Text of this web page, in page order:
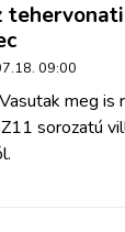
09:00
meg is
sorozatú